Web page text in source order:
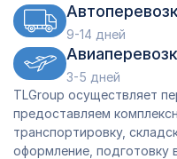
9-14 дней
3-5 дней
TLGroup осуществляет
предоставляем
транспортировку,
оформление, подготовку